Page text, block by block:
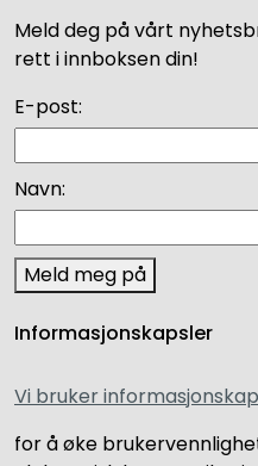
Meld deg på vårt
rett i innboksen din!
E-post:
Navn:
Meld meg på
Informasjonskapsler
Vi bruker
for å øke